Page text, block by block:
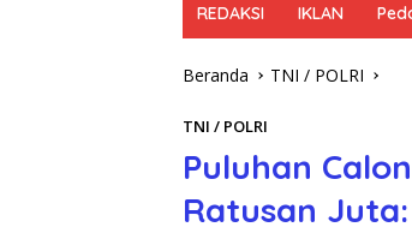
REDAKSI IKLAN
Beranda TNI / POLRI
TNI / POLRI
Puluhan
Ratusan